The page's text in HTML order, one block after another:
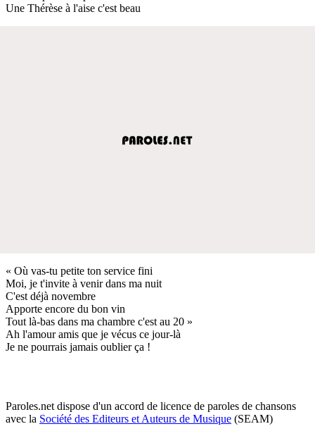
Une Thérèse à l'aise c'est beau
« Où vas-tu petite ton service fini
Moi, je t'invite à venir dans ma nuit
C'est déjà novembre
Apporte encore du bon vin
Tout là-bas dans ma chambre c'est au 20 »
Ah l'amour amis que je vécus ce jour-là
Je ne pourrais jamais oublier ça !
Paroles.net dispose d'un accord de licence de paroles de chansons
avec la Société des Editeurs et Auteurs de Musique (SEAM)